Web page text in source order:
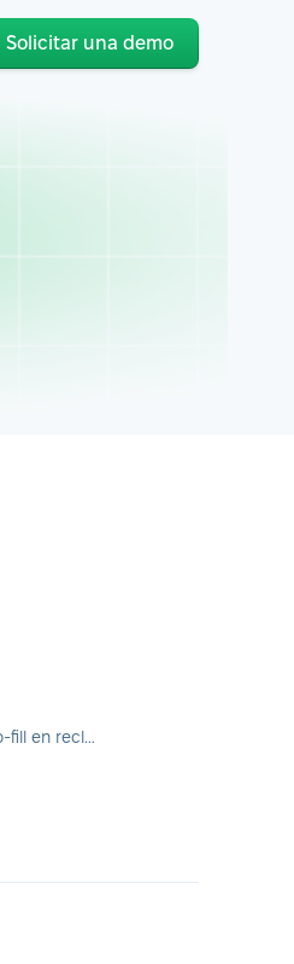
Solicitar una demo
¿Por qué es importante el time-to-fill en reclutamiento?